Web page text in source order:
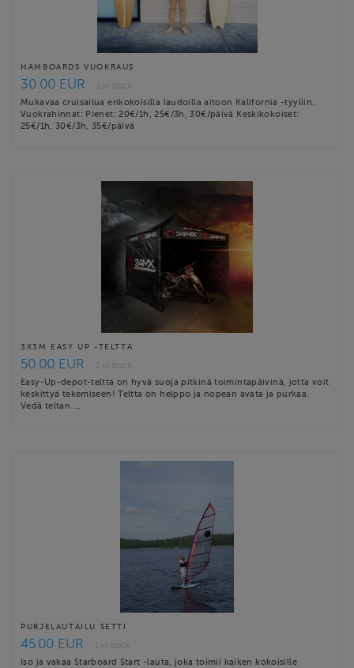
HAMBOARDS VUOKRAUS
30.00 EUR
1 in stock
Mukavaa cruisailua erikokoisilla laudoilla aitoon Kalifornia -tyyliin.
Vuokrahinnat: Pienet: 20€/1h, 25€/3h, 30€/päivä Keskikokoiset:
25€/1h, 30€/3h, 35€/päivä
3X3M EASY UP -TELTTA
50.00 EUR
2 in stock
Easy-Up-depot-teltta on hyvä suoja pitkinä toimintapäivinä, jotta voit
keskittyä tekemiseen! Teltta on helppo ja nopean avata ja purkaa.
Vedä teltan …
PURJELAUTAILU SETTI
45.00 EUR
1 in stock
Iso ja vakaa Starboard Start -lauta, joka toimii kaiken kokoisille